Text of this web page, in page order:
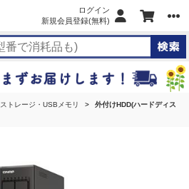
ログイン
新規会員登録(無料)
ストレージ・USBメモリ
外付けHDD(ハードディス